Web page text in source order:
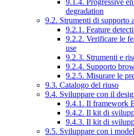
9.1.4. Progressive
degradation
9.2. Strumenti di supporto
9.2.1. Feature
9.2.2. Verificare le
use
9.2.3. Strumenti e
9.2.4. Supporto
9.2.5. Misurare le
9.3. Catalogo del riuso
9.4. Sviluppare con il
9.4.1. Il framework
9.4.2. Il kit di
9.4.3. Il kit di
9.5. Sviluppare con i